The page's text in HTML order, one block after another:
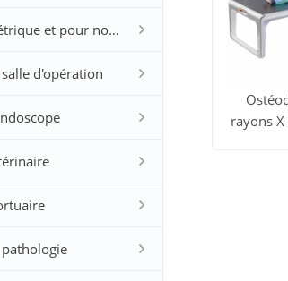
Matériel d'obstétrique et pour nourrissons
d'opération
rayons